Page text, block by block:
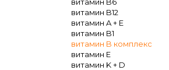
витамин B12
витамин A + E
витамин B1
витамин B комплекс
витамин E
витамин K + D